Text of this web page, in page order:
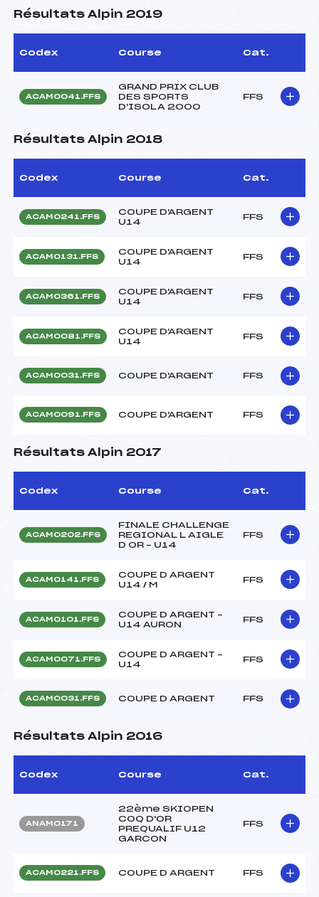
Résultats Alpin 2019
Codex Course Cat.
ACAM0041.FFS
GRAND PRIX CLUB
DES SPORTS
D'ISOLA 2000
FFS
Résultats Alpin 2018
Codex Course Cat.
ACAM0241.FFS
COUPE D'ARGENT
U14
FFS
ACAM0131.FFS
COUPE D'ARGENT
U14
FFS
ACAM0361.FFS
COUPE D'ARGENT
U14
FFS
ACAM0081.FFS
COUPE D'ARGENT
U14
FFS
ACAM0031.FFS COUPE D'ARGENT FFS
ACAM0091.FFS COUPE D'ARGENT FFS
Résultats Alpin 2017
Codex Course Cat.
ACAM0202.FFS
FINALE CHALLENGE
REGIONAL L AIGLE
D OR – U14
FFS
ACAM0141.FFS
COUPE D ARGENT
U14 / M
FFS
ACAM0101.FFS
COUPE D ARGENT –
U14 AURON
FFS
ACAM0071.FFS
COUPE D ARGENT –
U14
FFS
ACAM0031.FFS COUPE D ARGENT FFS
Résultats Alpin 2016
Codex Course Cat.
ANAM0171
22ème SKIOPEN
COQ D'OR
PREQUALIF U12
GARCON
FFS
ACAM0221.FFS COUPE D ARGENT FFS